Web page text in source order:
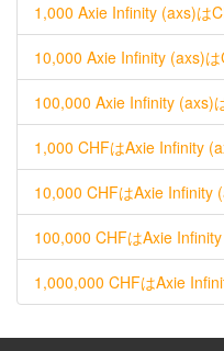
1,000 Axie Infinity (axs)は
10,000 Axie Infinity (axs)
100,000 Axie Infinity (axs)
1,000 CHFはAxie Infinity
10,000 CHFはAxie Infinity
100,000 CHFはAxie
1,000,000 CHFはAxie